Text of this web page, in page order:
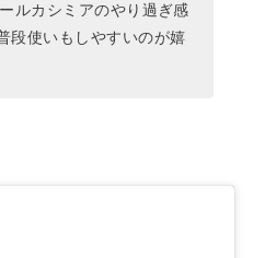
ルカシミアのやり過ぎ感
段使いもしやすいのが嬉